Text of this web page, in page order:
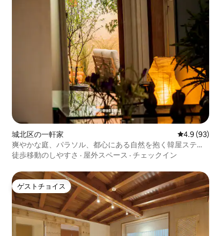
城北区の一軒家 レビュー93
4.9 (93)
爽やかな庭、パラソル、都心にある自然を抱く韓屋ステイ
#モダン#プライベートガーデン
徒歩移動のしやすさ · 屋外スペース · チェックイン
ゲストチョイス
ゲストチョイス